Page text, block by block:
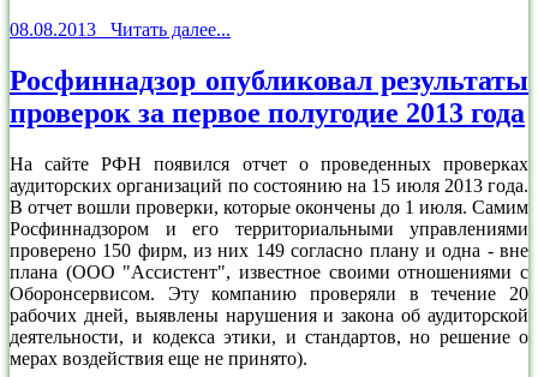
08.08.2013 Читать далее...
Росфиннадзор опубликовал результаты
проверок за первое полугодие 2013 года
На сайте РФН появился отчет о проведенных проверках
аудиторских организаций по состоянию на 15 июля 2013 года.
В отчет вошли проверки, которые окончены до 1 июля. Самим
Росфиннадзором и его территориальными управлениями
проверено 150 фирм, из них 149 согласно плану и одна - вне
плана (ООО "Ассистент", известное своими отношениями с
Оборонсервисом. Эту компанию проверяли в течение 20
рабочих дней, выявлены нарушения и закона об аудиторской
деятельности, и кодекса этики, и стандартов, но решение о
мерах воздействия еще не принято).